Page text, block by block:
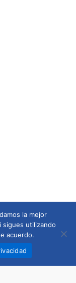
la mejor
sigues utilizando
acuerdo.